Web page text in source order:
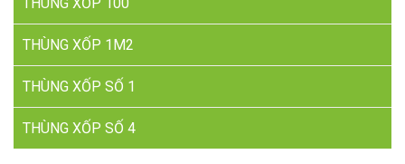
THÙNG XỐP 1M2
THÙNG XỐP SỐ 1
THÙNG XỐP SỐ 4